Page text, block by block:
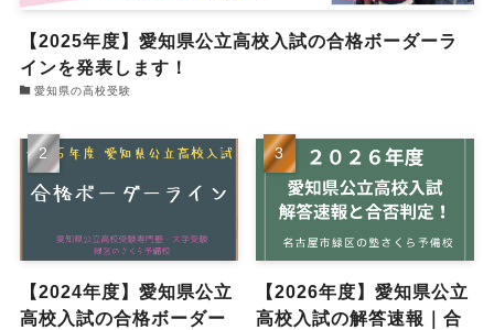
【2025年度】愛知県公立高校入試の合格ボーダーラ
インを発表します！
愛知県の高校受験
【2024年度】愛知県公立
高校入試の合格ボーダー
【2026年度】愛知県公立
高校入試の解答速報｜合